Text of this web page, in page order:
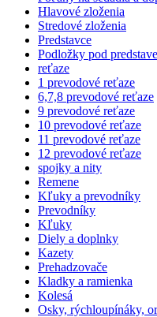
Hlavové zloženia
Stredové zloženia
Predstavce
Podložky pod
reťaze
1 prevodové reťaze
6,7,8 prevodové reťaze
9 prevodové reťaze
10 prevodové reťaze
11 prevodové reťaze
12 prevodové reťaze
spojky a nity
Remene
Kľuky a prevodníky
Prevodníky
Kľuky
Diely a doplnky
Kazety
Prehadzovače
Kladky a ramienka
Kolesá
Osky, rýchloupínáky,